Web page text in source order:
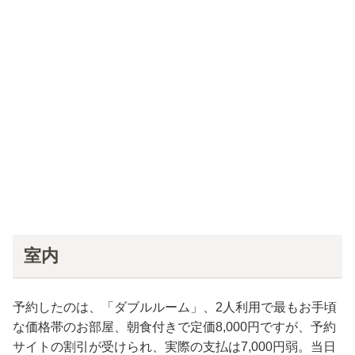
室内
予約したのは、「ダブルルーム」、2人利用で最もお手頃
な価格帯のお部屋、朝食付きで定価8,000円ですが、予約
サイトの割引が受けられ、実際の支払は7,000円弱。当日